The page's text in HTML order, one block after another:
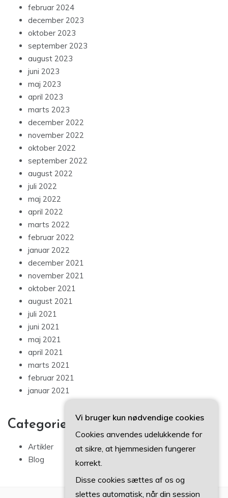
februar 2024
december 2023
oktober 2023
september 2023
august 2023
juni 2023
maj 2023
april 2023
marts 2023
december 2022
november 2022
oktober 2022
september 2022
august 2022
juli 2022
maj 2022
april 2022
marts 2022
februar 2022
januar 2022
december 2021
november 2021
oktober 2021
august 2021
juli 2021
juni 2021
maj 2021
april 2021
marts 2021
februar 2021
januar 2021
Categories
Artikler
Blog
Vi bruger kun nødvendige cookies
Cookies anvendes udelukkende for
at sikre, at hjemmesiden fungerer
korrekt.
Disse cookies sættes af os og
slettes automatisk, når din session